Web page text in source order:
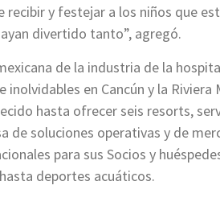
recibir y festejar a los niños que
divertido tanto”, agregó.
de la industria de la
en Cancún y la Riviera
hasta ofrecer seis resorts,
de soluciones operativas y de
para sus Socios y
deportes acuáticos.